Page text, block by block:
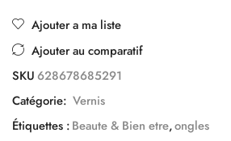
Ajouter a ma liste
Ajouter au comparatif
SKU628678685291
Catégorie: Vernis
Étiquettes :Beaute & Bien etre,ongles